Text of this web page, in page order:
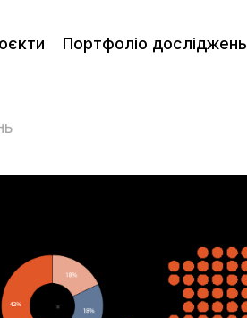
Портфоліо досліджень